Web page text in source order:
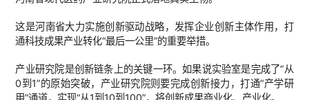
这是河南省大力实施创新驱动战略，发挥企业创新主体作用，打
通科技成果产业转化“最后一公里”的重要举措。
产业研究院是创新链条上的关键一环。如果说实验室是完成了“从
0到1”的原始突破，产业研究院则要完成创新接力，打通“产学研
用”通道，实现“从1到10到100”，将创新成果商业化、产业化。